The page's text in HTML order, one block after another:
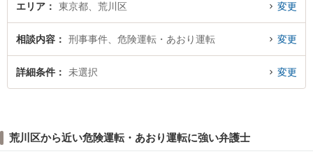
エリア 東京都、荒川区 変更
相談内容 刑事事件、危険運転・あおり運転 変更
詳細条件 未選択 変更
荒川区から近い危険運転・あおり運転に強い弁護士